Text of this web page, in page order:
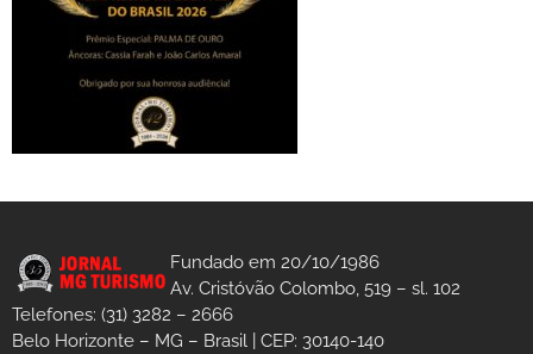
Fundado em 20/10/1986
Av. Cristóvão Colombo, 519 – sl. 102
Telefones: (31) 3282 – 2666
Belo Horizonte – MG – Brasil | CEP: 30140-140